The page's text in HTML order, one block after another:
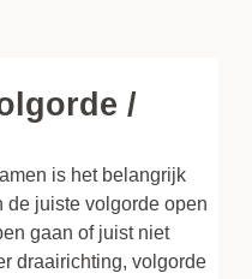
/
is het belangrijk
de juiste volgorde open
gaan of juist niet
draairichting, volgorde